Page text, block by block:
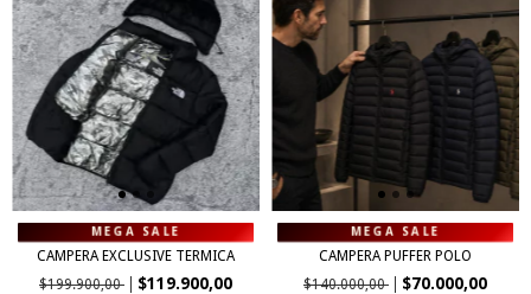
CAMPERA EXCLUSIVE TERMICA
$199.900,00
$119.900,00
CAMPERA PUFFER POLO
$140.000,00
$70.000,00